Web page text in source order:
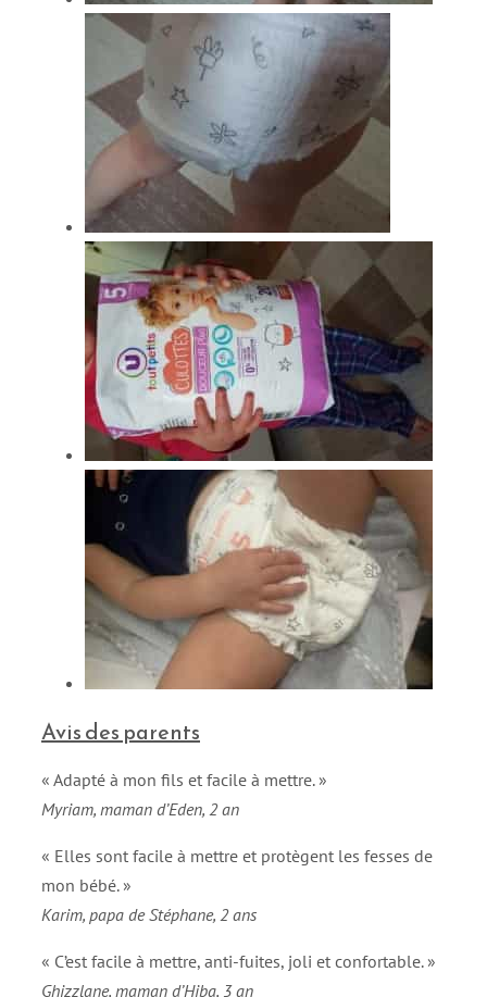
Avis des parents
« Adapté à mon fils et facile à mettre. »
Myriam, maman d’Eden, 2 an
« Elles sont facile à mettre et protègent les fesses de
mon bébé. »
Karim, papa de Stéphane, 2 ans
« C’est facile à mettre, anti-fuites, joli et confortable. »
Ghizzlane, maman d’Hiba, 3 an